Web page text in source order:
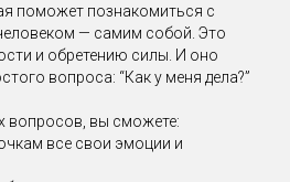
поможет познакомиться с
— самим собой. Это
и обретению силы. И оно
вопроса: “Как у меня дела?”
вопросов, вы сможете:
все свои эмоции и